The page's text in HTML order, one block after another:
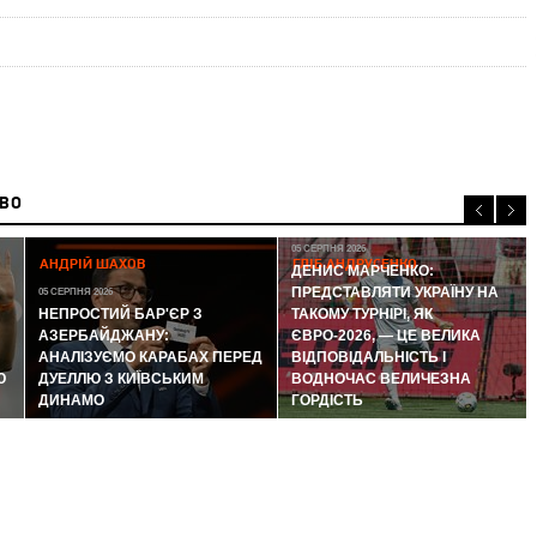
АНДРІЙ ШАХОВ
05 СЕРПНЯ 2026
НЕПРОСТИЙ БАР'ЄР З
АЗЕРБАЙДЖАНУ:
АНАЛІЗУЄМО КАРАБАХ ПЕРЕД
ДУЕЛЛЮ З КИЇВСЬКИМ
ДИНАМО
ГЛІБ АНДРУСЕНКО
05 СЕРПНЯ 2026
ДЕНИС МАРЧЕНКО:
ПРЕДСТАВЛЯТИ УКРАЇНУ НА
ТАКОМУ ТУРНІРІ, ЯК
ЄВРО-2026, — ЦЕ ВЕЛИКА
ВІДПОВІДАЛЬНІСТЬ І
ВОДНОЧАС ВЕЛИЧЕЗНА
ГОРДІСТЬ